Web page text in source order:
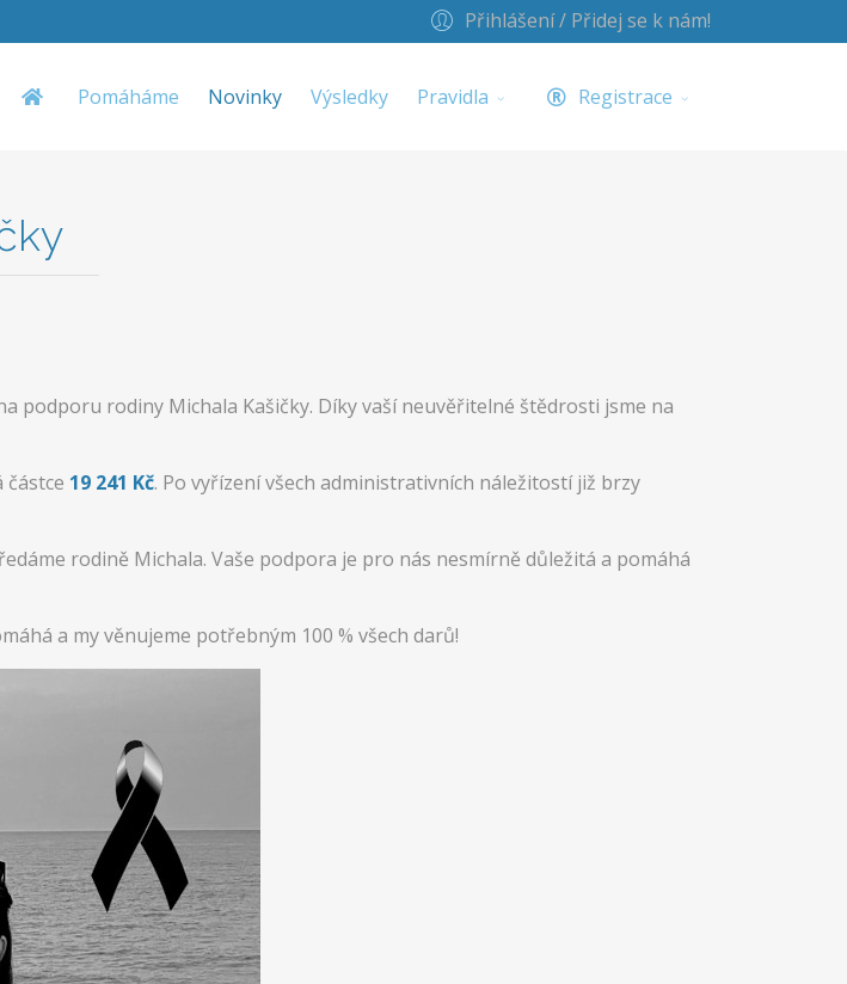
Přihlášení / Přidej se k nám!
Pomáháme Novinky Výsledky Pravidla Registrace
podporu rodiny Michala Kašičky. Díky vaší neuvěřitelné štědrosti jsme na
částce 19 241 Kč. Po vyřízení všech administrativních náležitostí již brzy
rodině Michala. Vaše podpora je pro nás nesmírně důležitá a pomáhá
a my věnujeme potřebným 100 % všech darů!